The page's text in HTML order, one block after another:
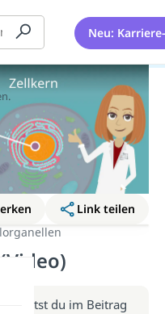
Neu:
Link teilen
erhältst du im Beitrag